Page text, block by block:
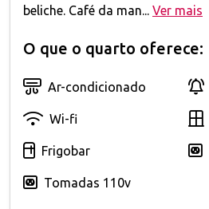
beliche. Café da man... Ver mais
O que o quarto oferece:
Ar-condicionado
Wi-fi
Frigobar
Tomadas 110v